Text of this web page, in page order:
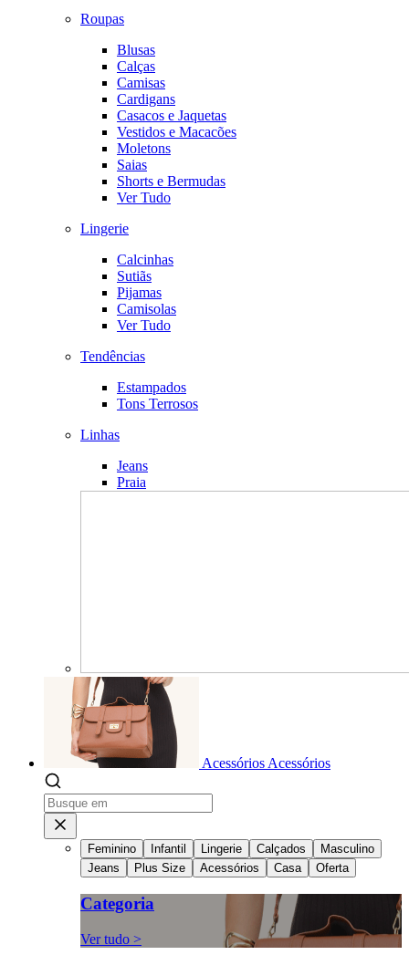
Roupas
Blusas
Calças
Camisas
Cardigans
Casacos e Jaquetas
Vestidos e Macacões
Moletons
Saias
Shorts e Bermudas
Ver Tudo
Lingerie
Calcinhas
Sutiãs
Pijamas
Camisolas
Ver Tudo
Tendências
Estampados
Tons Terrosos
Linhas
Jeans
Praia
Acessórios Acessórios
Feminino Infantil Lingerie Calçados
Masculino
Jeans
Plus Size Acessórios Casa Oferta
Categoria
Ver tudo >